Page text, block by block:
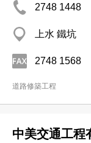
2748 1448
上水 鐵坑
2748 1568
道路修築工程
中美交通工程